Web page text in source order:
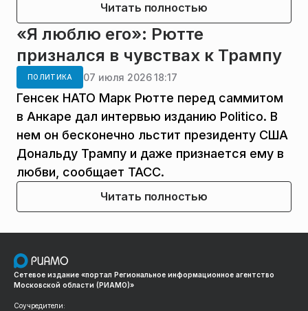
Читать полностью
«Я люблю его»: Рютте
признался в чувствах к Трампу
ПОЛИТИКА 07 июля 2026 18:17
Генсек НАТО Марк Рютте перед саммитом
в Анкаре дал интервью изданию Politico. В
нем он бесконечно льстит президенту США
Дональду Трампу и даже признается ему в
любви, сообщает ТАСС.
Читать полностью
Сетевое издание «портал Региональное информационное агентство
Московской области (РИАМО)»
Соучредители: